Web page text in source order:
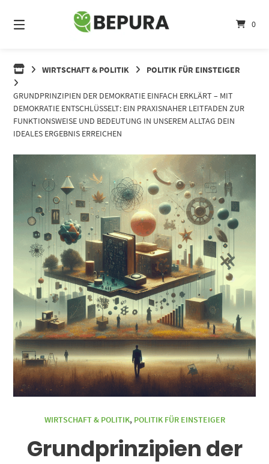
zum
Inhalt
0
WIRTSCHAFT & POLITIK POLITIK FÜR EINSTEIGER
GRUNDPRINZIPIEN DER DEMOKRATIE EINFACH ERKLÄRT – MIT
DEMOKRATIE ENTSCHLÜSSELT: EIN PRAXISNAHER LEITFADEN ZUR
FUNKTIONSWEISE UND BEDEUTUNG IN UNSEREM ALLTAG DEIN
IDEALES ERGEBNIS ERREICHEN
WIRTSCHAFT & POLITIK, POLITIK FÜR EINSTEIGER
Grundprinzipien der